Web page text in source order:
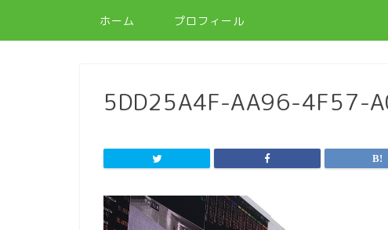
ホーム プロフィール
5DD25A4F-AA96-4F57-